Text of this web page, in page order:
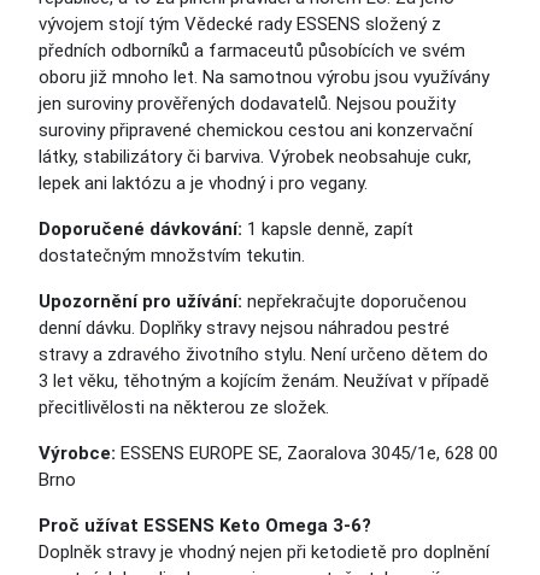
vývojem stojí tým Vědecké rady ESSENS složený z
předních odborníků a farmaceutů působících ve svém
oboru již mnoho let. Na samotnou výrobu jsou využívány
jen suroviny prověřených dodavatelů. Nejsou použity
suroviny připravené chemickou cestou ani konzervační
látky, stabilizátory či barviva. Výrobek neobsahuje cukr,
lepek ani laktózu a je vhodný i pro vegany.
Doporučené dávkování: 1 kapsle denně, zapít
dostatečným množstvím tekutin.
Upozornění pro užívání: nepřekračujte doporučenou
denní dávku. Doplňky stravy nejsou náhradou pestré
stravy a zdravého životního stylu. Není určeno dětem do
3 let věku, těhotným a kojícím ženám. Neužívat v případě
přecitlivělosti na některou ze složek.
Výrobce: ESSENS EUROPE SE, Zaoralova 3045/1e, 628 00
Brno
Proč užívat ESSENS Keto Omega 3-6?
Doplněk stravy je vhodný nejen při ketodietě pro doplnění